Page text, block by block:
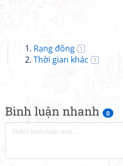
Bình luận nhanh 0
Rạng đông 1
Thời gian khác 1